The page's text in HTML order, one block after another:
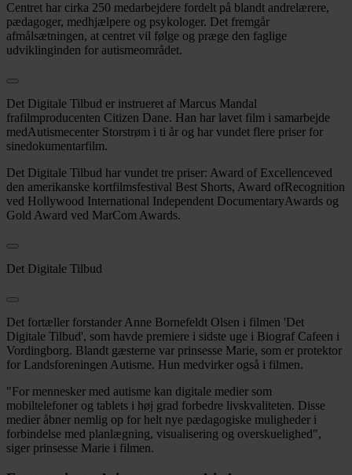
Centret har cirka 250 medarbejdere fordelt på blandt andrelærere,
pædagoger, medhjælpere og psykologer. Det fremgår
afmålsætningen, at centret vil følge og præge den faglige
udviklinginden for autismeområdet.
Det Digitale Tilbud er instrueret af Marcus Mandal
frafilmproducenten Citizen Dane. Han har lavet film i samarbejde
medAutismecenter Storstrøm i ti år og har vundet flere priser for
sinedokumentarfilm.
Det Digitale Tilbud har vundet tre priser: Award of Excellenceved
den amerikanske kortfilmsfestival Best Shorts, Award ofRecognition
ved Hollywood International Independent DocumentaryAwards og
Gold Award ved MarCom Awards.
Det Digitale Tilbud
Det fortæller forstander Anne Bornefeldt Olsen i filmen 'Det
Digitale Tilbud', som havde premiere i sidste uge i Biograf Cafeen i
Vordingborg. Blandt gæsterne var prinsesse Marie, som er protektor
for Landsforeningen Autisme. Hun medvirker også i filmen.
"For mennesker med autisme kan digitale medier som
mobiltelefoner og tablets i høj grad forbedre livskvaliteten. Disse
medier åbner nemlig op for helt nye pædagogiske muligheder i
forbindelse med planlægning, visualisering og overskuelighed",
siger prinsesse Marie i filmen.